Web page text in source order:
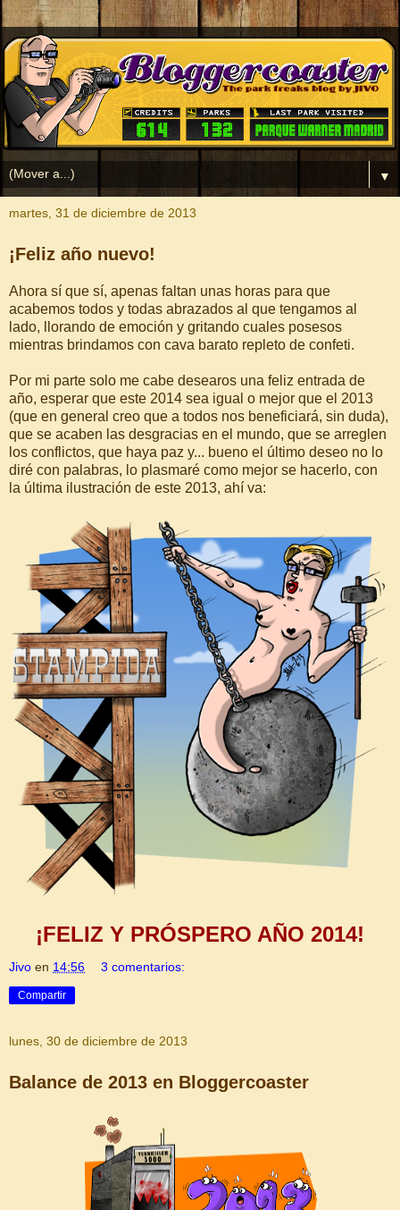
▼
martes, 31 de diciembre de 2013
¡Feliz año nuevo!
Ahora sí que sí, apenas faltan unas horas para que
acabemos todos y todas abrazados al que tengamos al
lado, llorando de emoción y gritando cuales posesos
mientras brindamos con cava barato repleto de confeti.
Por mi parte solo me cabe desearos una feliz entrada de
año, esperar que este 2014 sea igual o mejor que el 2013
(que en general creo que a todos nos beneficiará, sin duda),
que se acaben las desgracias en el mundo, que se arreglen
los conflictos, que haya paz y... bueno el último deseo no lo
diré con palabras, lo plasmaré como mejor se hacerlo, con
la última ilustración de este 2013, ahí va:
¡FELIZ Y PRÓSPERO AÑO 2014!
Jivo en 14:56 3 comentarios:
Compartir
lunes, 30 de diciembre de 2013
Balance de 2013 en Bloggercoaster